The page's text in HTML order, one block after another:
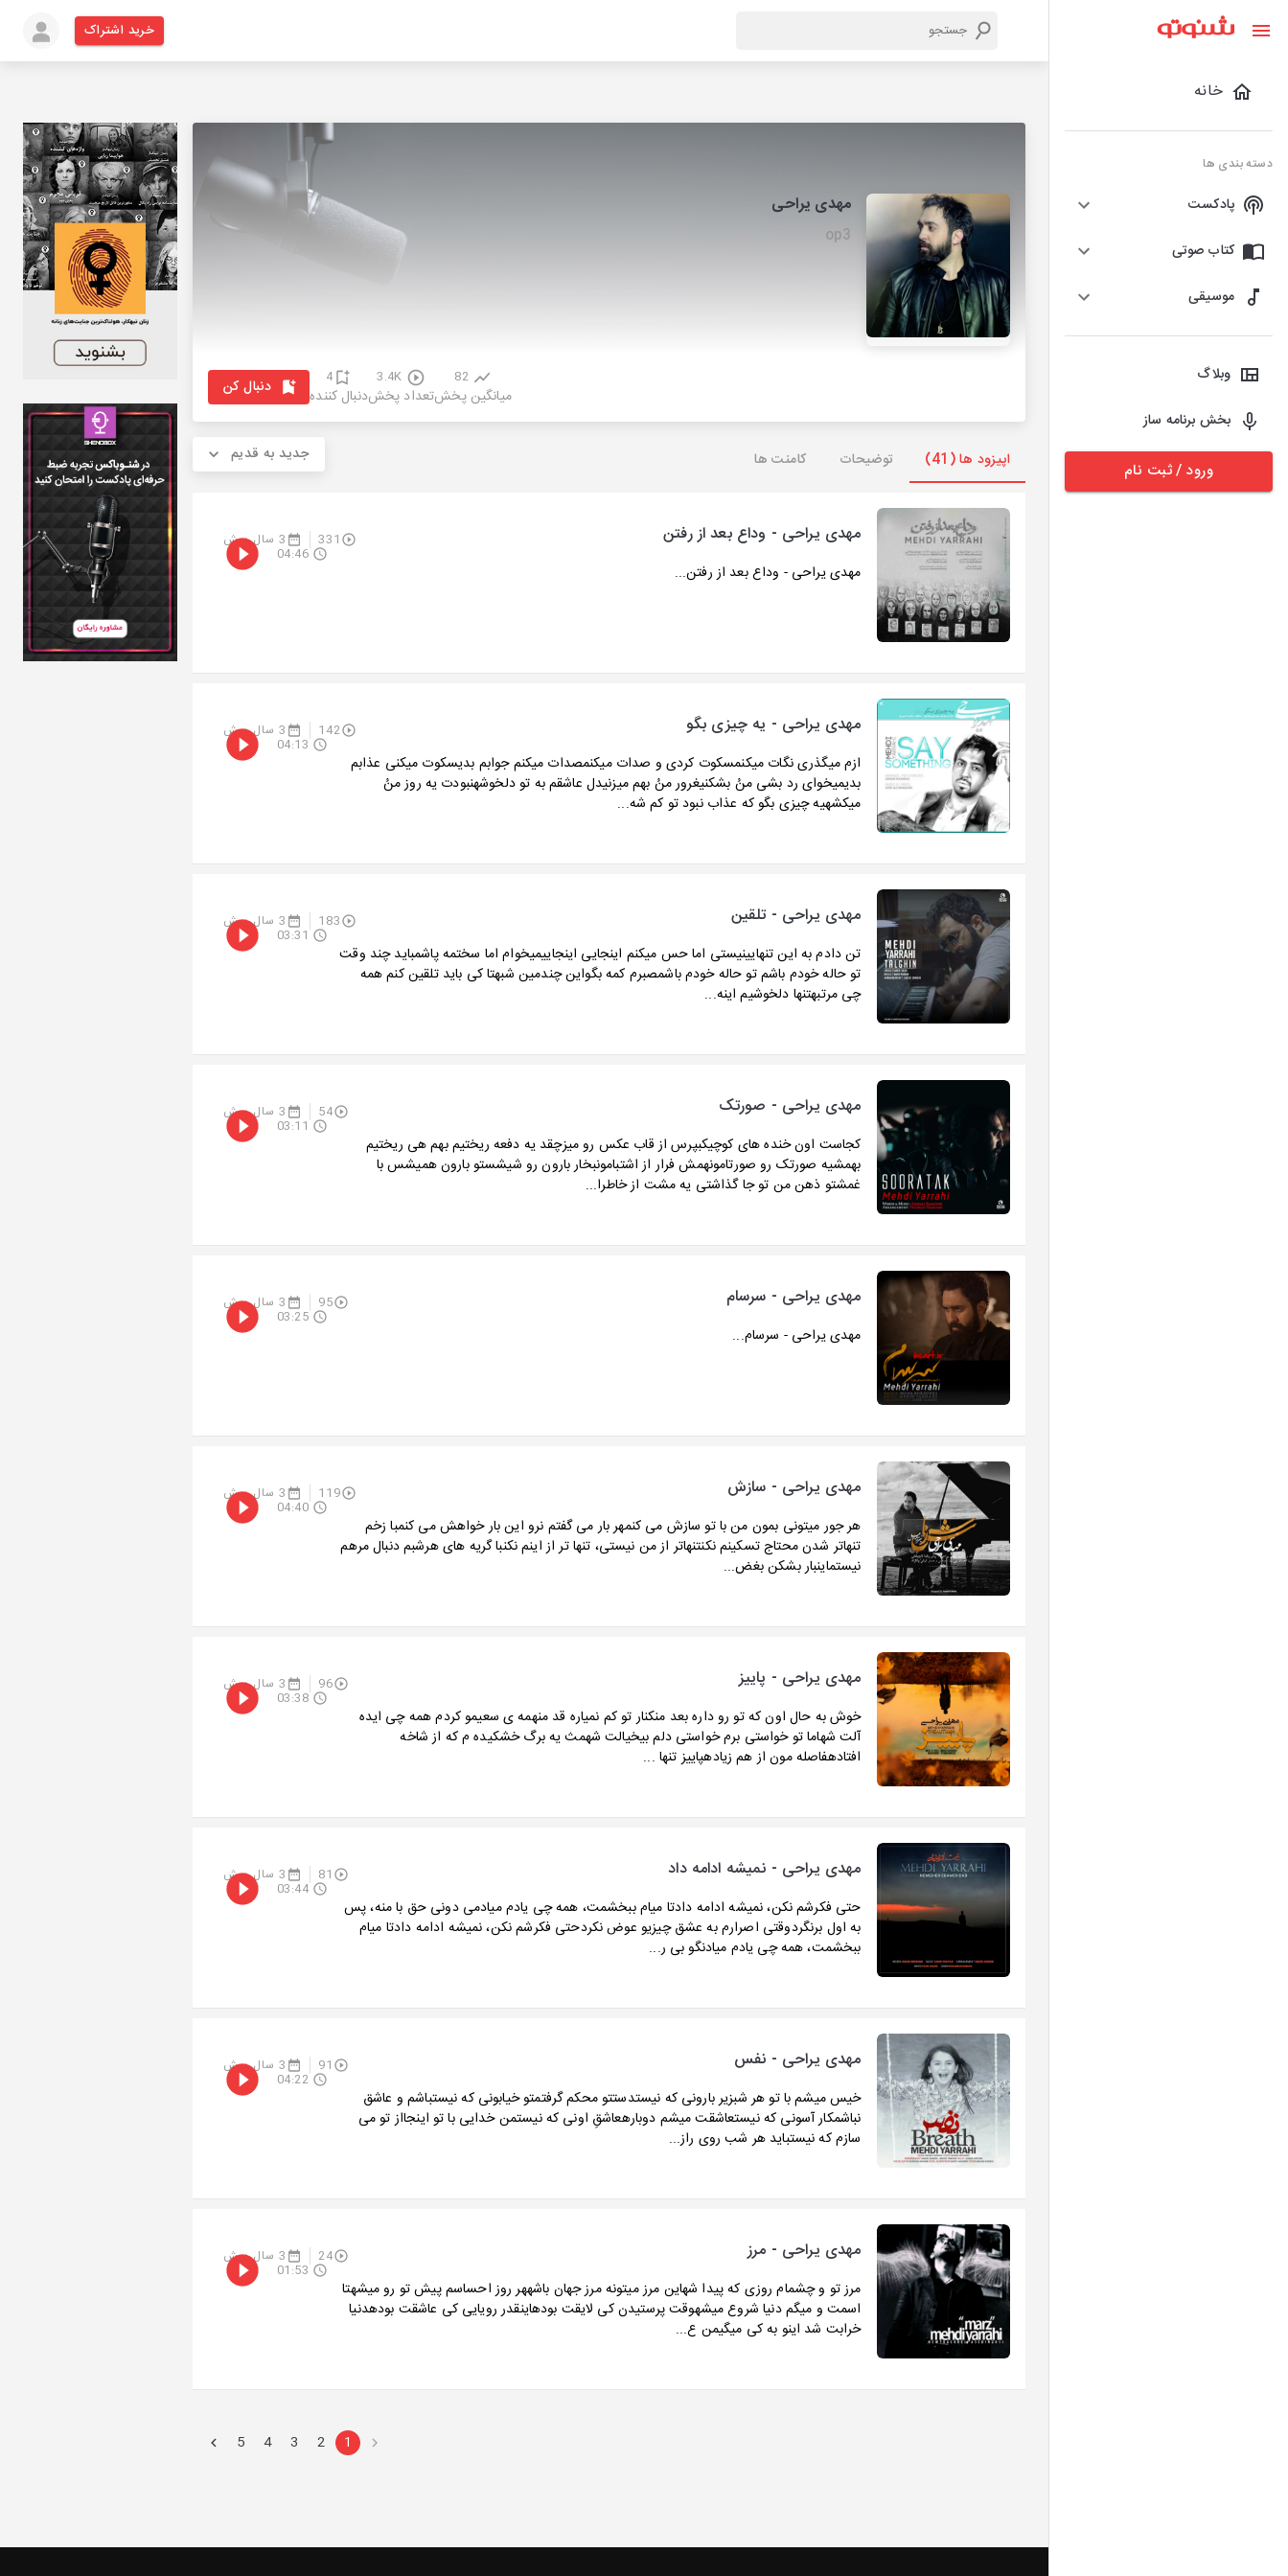
خانه
دسته بندی ها
پادکست
کتاب صوتی
موسیقی
وبلاگ
بخش برنامه ساز
ورود / ثبت نام
خرید اشتراک
مهدی یراحی
op3
82
میانگین پخش
3.4K
تعداد پخش
4
دنبال کننده دنبال کن
اپیزود ها (41) توضیحات کامنت ها جدید به قدیم
مهدی یراحی - وداع بعد از رفتن 331 3 سال پیش
مهدی یراحی - وداع بعد از رفتن...
04:46
مهدی یراحی - یه چیزی بگو 142 3 سال پیش
ازم میگذری نگات میکنمسکوت کردی و صدات میکنمصدات میکنم جوابم بدیسکوت میکنی عذابم
بدیمیخوای رد بشی منُ بشکنیغرور منُ بهم میزنیدل عاشقم به تو دلخوشهنبودت یه روز منُ
میکشهیه چیزی بگو که عذاب نبود تو کم شه...
04:13
مهدی یراحی - تلقین 183 3 سال پیش
تن دادم به این تنهایینیستی اما حس میکنم اینجایی اینجاییمیخوام اما سختمه پاشمباید چند وقت
تو حاله خودم باشم تو حاله خودم باشمصبرم کمه بگواین چندمین شبهتا کی باید تلقین کنم همه
چی مرتبهتنها دلخوشیم اینه...
03:31
مهدی یراحی - صورتک 54 3 سال پیش
کجاست اون خنده های کوچیکبپرس از قاب عکس رو میزچقد یه دفعه ریختیم بهم هی ریختیم
بهمشیه صورتک رو صورتامونهمش فرار از اشتبامونبخار بارون رو شیشستو بارون همیشس با
غمشتو ذهن من تو جا گذاشتی یه مشت از خاطرا...
03:11
مهدی یراحی - سرسام 95 3 سال پیش
مهدی یراحی - سرسام...
03:25
مهدی یراحی - سازش 119 3 سال پیش
هر جور میتونی بمون من با تو سازش می کنمهر بار می گفتم نرو این بار خواهش می کنمبا زخم
تنهاتر شدن محتاج تسکینم نکنتنهاتر از من نیستی، تنها تر از اینم نکنبا گریه های هرشبم دنبال مرهم
نیستماینبار بشکن بغض...
04:40
مهدی یراحی - پاییز 96 3 سال پیش
خوش به حال اون که تو رو داره بعد منکنار تو کم نمیاره قد منهمه ی سعیمو کردم همه چی ایده
آلت شهاما تو خواستی برم خواستی دلم بیخیالت شهمث یه برگ خشکیده م که از شاخه
افتادهفاصله مون از هم زیادهپاییز تنها ...
03:38
مهدی یراحی - نمیشه ادامه داد 81 3 سال پیش
حتی فکرشم نکن، نمیشه ادامه دادتا میام ببخشمت، همه چی یادم میادمی دونی حق با منه، پس
به اول برنگردوقتی اصرارم به عشق چیزیو عوض نکردحتی فکرشم نکن، نمیشه ادامه دادتا میام
ببخشمت، همه چی یادم میادنگو بی ر...
03:44
مهدی یراحی - نفس 91 3 سال پیش
خیس میشم با تو هر شبزیر بارونی که نیستدستتو محکم گرفتمتو خیابونی که نیستباشم و عاشق
نباشمکار آسونی که نیستعاشقت میشم دوبارهعاشقِ اونی که نیستمن خدایی با تو اینجااز تو می
سازم که نیستباید هر شب روی راز...
04:22
مهدی یراحی - مرز 24 3 سال پیش
مرز تو و چشمام روزی که پیدا شهاین مرز میتونه مرز جهان باشههر روز احساسم پیش تو رو میشهتا
اسمت و میگم دنیا شروع میشهوقت پرستیدن کی لایقت بودهاینقدر رویایی کی عاشقت بودهدنیا
خرابت شد اینو به کی میگیمن ع...
01:53
1
2
3
4
5